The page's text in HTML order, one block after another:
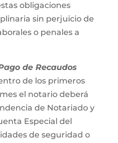
obligaciones
sin perjuicio de
o penales a
de Recaudos
de los primeros
el notario deberá
de Notariado y
Especial del
de seguridad o